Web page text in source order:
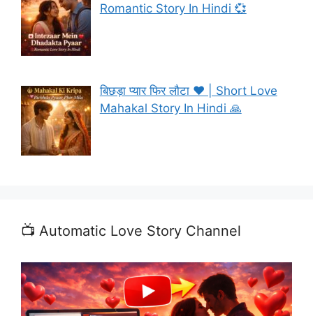
Romantic Story In Hindi 💞
बिछड़ा प्यार फिर लौटा ❤️ | Short Love
Mahakal Story In Hindi 🙏
📺 Automatic Love Story Channel